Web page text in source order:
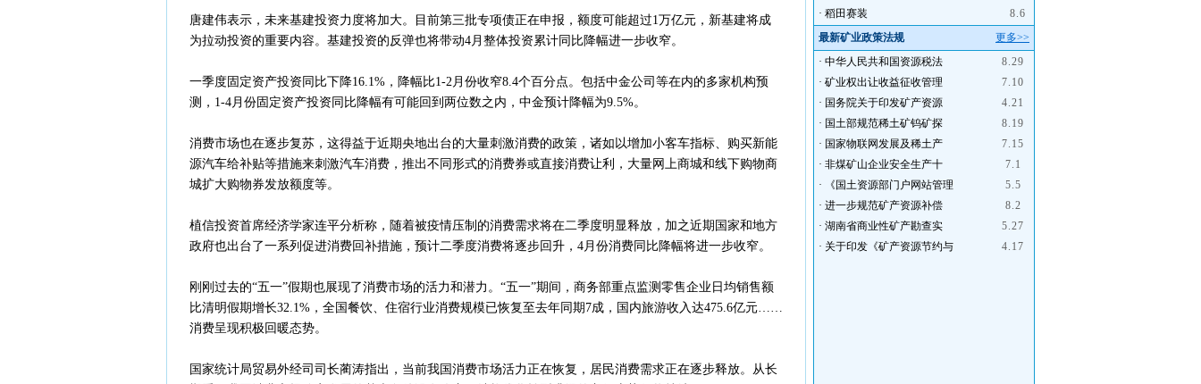
唐建伟表示，未来基建投资力度将加大。目前第三批专项债正在申报，额度可能超过1万亿元，新基建将成
为拉动投资的重要内容。基建投资的反弹也将带动4月整体投资累计同比降幅进一步收窄。
一季度固定资产投资同比下降16.1%，降幅比1-2月份收窄8.4个百分点。包括中金公司等在内的多家机构预
测，1-4月份固定资产投资同比降幅有可能回到两位数之内，中金预计降幅为9.5%。
消费市场也在逐步复苏，这得益于近期央地出台的大量刺激消费的政策，诸如以增加小客车指标、购买新能
源汽车给补贴等措施来刺激汽车消费，推出不同形式的消费券或直接消费让利，大量网上商城和线下购物商
城扩大购物券发放额度等。
植信投资首席经济学家连平分析称，随着被疫情压制的消费需求将在二季度明显释放，加之近期国家和地方
政府也出台了一系列促进消费回补措施，预计二季度消费将逐步回升，4月份消费同比降幅将进一步收窄。
刚刚过去的“五一”假期也展现了消费市场的活力和潜力。“五一”期间，商务部重点监测零售企业日均销售额
比清明假期增长32.1%，全国餐饮、住宿行业消费规模已恢复至去年同期7成，国内旅游收入达475.6亿元……
消费呈现积极回暖态势。
国家统计局贸易外经司司长蔺涛指出，当前我国消费市场活力正在恢复，居民消费需求正在逐步释放。从长
· 稻田赛装
8.6
最新矿业政策法规
更多>>
· 中华人民共和国资源税法
8.29
· 矿业权出让收益征收管理
7.10
· 国务院关于印发矿产资源
4.21
· 国土部规范稀土矿钨矿探
8.19
· 国家物联网发展及稀土产
7.15
· 非煤矿山企业安全生产十
7.1
·
《国土资源部门户网站管理
5.5
· 进一步规范矿产资源补偿
8.2
· 湖南省商业性矿产勘查实
5.27
· 关于印发《矿产资源节约与 4.17